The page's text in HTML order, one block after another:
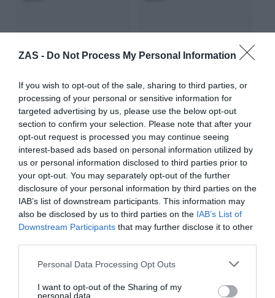
ZAS - Do Not Process My Personal Information
If you wish to opt-out of the sale, sharing to third parties, or
processing of your personal or sensitive information for
targeted advertising by us, please use the below opt-out
section to confirm your selection. Please note that after your
opt-out request is processed you may continue seeing
interest-based ads based on personal information utilized by
us or personal information disclosed to third parties prior to
your opt-out. You may separately opt-out of the further
disclosure of your personal information by third parties on the
IAB’s list of downstream participants. This information may
also be disclosed by us to third parties on the IAB’s List of
Downstream Participants that may further disclose it to other
Personal Data Processing Opt Outs
I want to opt-out of the Sharing of my
personal data.
Gafas de sol de Madera
KHUN
22,74 € 34,
Ver producto
Gafas de sol de Madera INKY
24,69 € 37,99 €
[GFDS63 ]
Ver producto
Cargar más productos